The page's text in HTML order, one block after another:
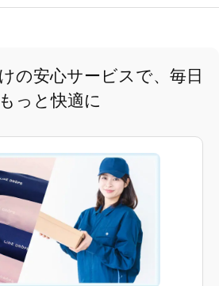
の安心サービスで、毎日
っと快適に